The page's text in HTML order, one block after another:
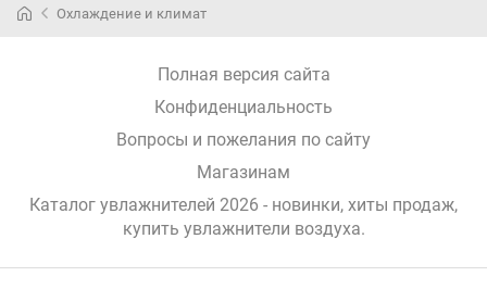
Охлаждение и климат
Полная версия сайта
Конфиденциальность
Вопросы и пожелания по сайту
Магазинам
Каталог увлажнителей 2026 - новинки, хиты продаж,
купить увлажнители воздуха.